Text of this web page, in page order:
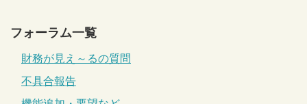
フォーラム一覧
財務が見え～るの質問
不具合報告